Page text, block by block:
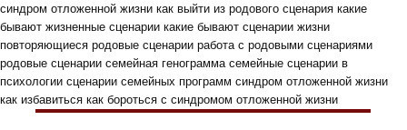
синдром отложенной жизни как выйти из родового сценария какие
бывают жизненные сценарии какие бывают сценарии жизни
повторяющиеся родовые сценарии работа с родовыми сценариями
родовые сценарии семейная генограмма семейные сценарии в
психологии сценарии семейных программ синдром отложенной жизни
как избавиться как бороться с синдромом отложенной жизни